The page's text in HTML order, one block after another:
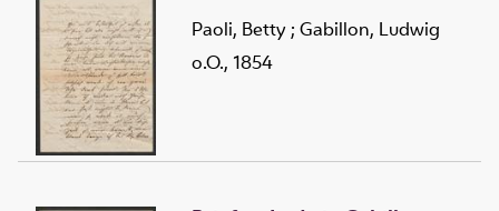
Paoli, Betty ; Gabillon, Ludwig
o.O., 1854